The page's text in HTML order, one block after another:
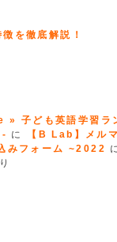
を徹底解説！
子ども英語学習ラ
に
【B Lab】メ
みフォーム ~2022